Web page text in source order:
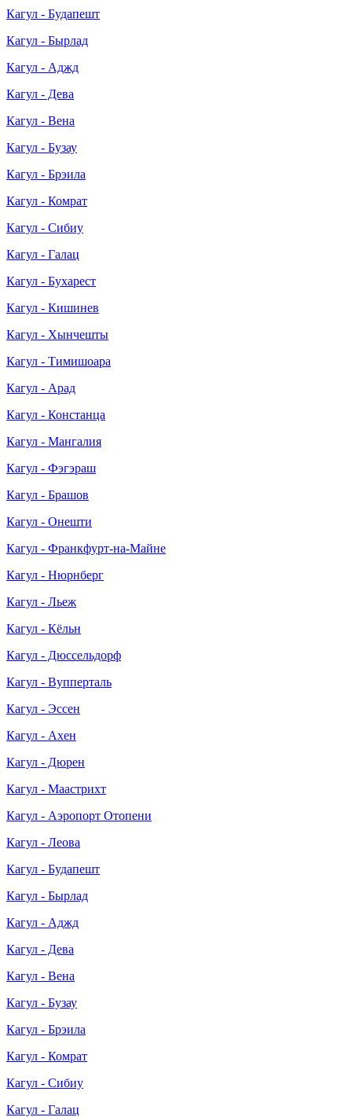
Кагул - Будапешт
Кагул - Бырлад
Кагул - Аджд
Кагул - Дева
Кагул - Вена
Кагул - Бузау
Кагул - Брэила
Кагул - Комрат
Кагул - Сибиу
Кагул - Галац
Кагул - Бухарест
Кагул - Кишинев
Кагул - Хынчешты
Кагул - Тимишоара
Кагул - Арад
Кагул - Констанца
Кагул - Мангалия
Кагул - Фэгэраш
Кагул - Брашов
Кагул - Онешти
Кагул - Франкфурт-на-Майне
Кагул - Нюрнберг
Кагул - Льеж
Кагул - Кёльн
Кагул - Дюссельдорф
Кагул - Вупперталь
Кагул - Эссен
Кагул - Ахен
Кагул - Дюрен
Кагул - Маастрихт
Кагул - Аэропорт Отопени
Кагул - Леова
Кагул - Будапешт
Кагул - Бырлад
Кагул - Аджд
Кагул - Дева
Кагул - Вена
Кагул - Бузау
Кагул - Брэила
Кагул - Комрат
Кагул - Сибиу
Кагул - Галац